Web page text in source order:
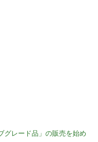
グレード品」の販売を始め